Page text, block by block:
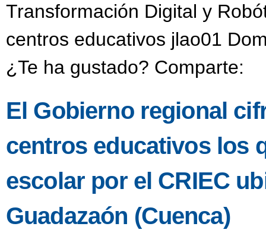
Transformación Digital y
centros educativos jlao01
¿Te ha gustado? Comparte:
El Gobierno regional
centros educativos los
escolar por el CRIEC
Guadazaón (Cuenca)